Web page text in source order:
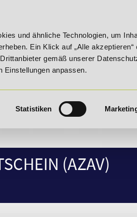
und ähnliche Technologien, um
Ein Klick auf „Alle akzeptieren“
gemäß unserer
Einstellungen anpassen.
Statistiken
- Bildungsroute! 20%
(AZAV)